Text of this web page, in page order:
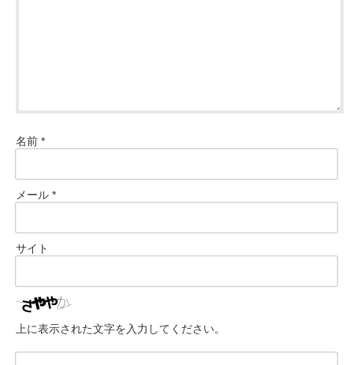
名前 *
メール *
サイト
上に表示された文字を入力してください。